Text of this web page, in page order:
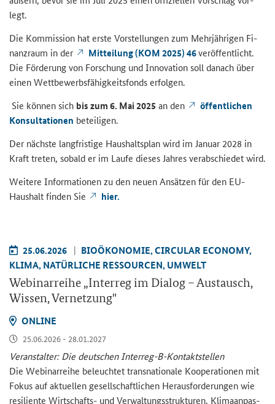
legt.
Die Kom­mis­si­on hat erste Vor­stel­lun­gen zum Mehr­jäh­ri­gen Fi­
nanz­raum in der
Mit­tei­lung (KOM 2025) 46ver­öf­fent­licht.
Die För­de­rung von For­schung und In­no­va­ti­on soll da­nach über
einen Wett­be­werbs­fä­hig­keits­fonds er­fol­gen.
Sie kön­nen sich bis zum 6. Mai 2025 an den
öf­fent­li­chen
Kon­sul­ta­tio­nen be­tei­li­gen.
Der nächs­te lang­fris­ti­ge Haus­halts­plan wird im Ja­nu­ar 2028 in
Kraft tre­ten, so­bald er im Laufe die­ses Jah­res ver­ab­schie­det wird.
Wei­te­re In­for­ma­tio­nen zu den neuen An­sät­zen für den EU-​
Haushalt fin­den Sie
hier.
25.06.2026
BIO­ÖKO­NO­MIE, CIR­CU­LAR ECO­NO­MY,
KLIMA, NA­TÜR­LI­CHE RES­SOUR­CEN, UM­WELT
We­bi­nar­rei­he „Interregim Dia­log – Aus­tausch,
Wis­sen, Ver­net­zung"
ON­LINE
25.06.2026 - 28.01.2027
Ver­an­stal­ter: Die deut­schen Interreg-​B-Kontaktstellen
Die We­bi­nar­rei­he be­leuch­tet trans­na­tio­na­le Ko­ope­ra­tio­nen mit
Fokus auf ak­tu­el­len ge­sell­schaft­li­chen Her­aus­for­de­run­gen wie
re­si­li­en­te Wirtschafts-​ und Ver­wal­tungs­struk­tu­ren, Kli­ma­an­pas­